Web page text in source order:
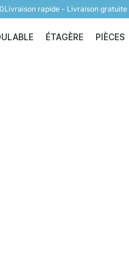
Livraison rapide - Livraison gratuite
Étagère modulable
ÉTAGÈRE
Étagère
PIÈCES